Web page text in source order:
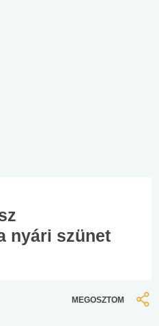
nyári szünet
MEGOSZTOM